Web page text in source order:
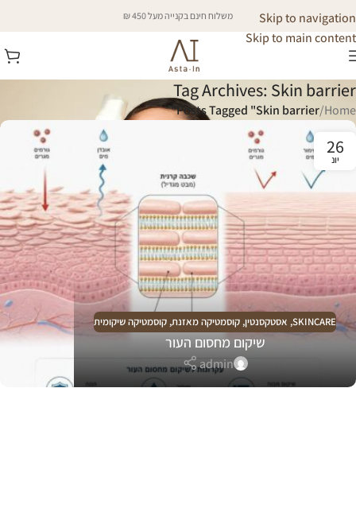
Skip to navigation
Skip to main content
משלוח חינם בקנייה מעל 450 ₪
Tag Archives: Skin barrier
Home
/
Posts Tagged "Skin barrier"
26
יונ
SKINCARE
, אסטקסנטין, קוסמטיקה מאזנת, קוסמטיקה שיקומית
שיקום מחסום העור
admin